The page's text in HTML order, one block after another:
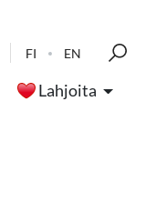
FI EN
Lahjoita